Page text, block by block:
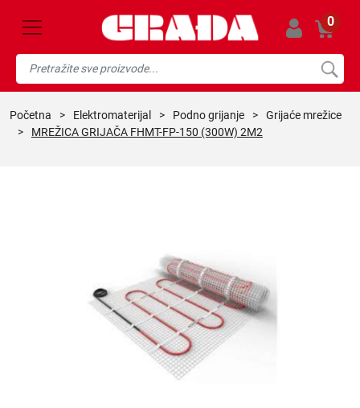
0
početna > elektromaterijal > podno grijanje >
grijaće mrežice
>
MREŽICA GRIJAČA FHMT-FP-150 (300W) 2M2